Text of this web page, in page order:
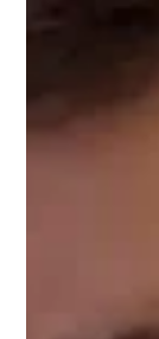
A ASOF
de
destacando
mais um